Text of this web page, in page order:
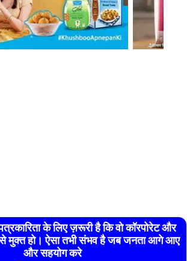
के लिए ज़रूरी है कि वो कॉरपोरेट और
मुक्त हो। ऐसा तभी संभव है जब जनता आगे आए
और सहयोग करे